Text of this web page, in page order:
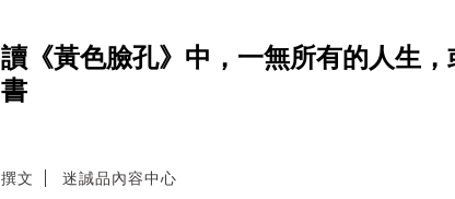
讀《黃色臉孔》中，一無所有的人生
書
撰文 迷誠品內容中心